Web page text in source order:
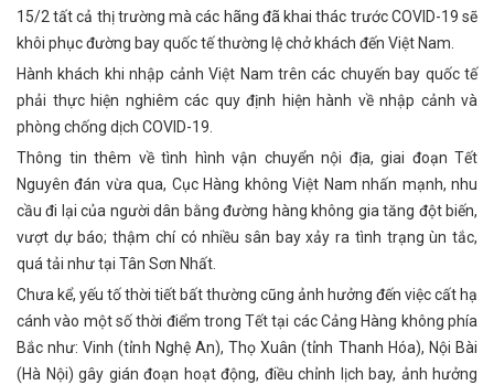
15/2 tất cả thị trường mà các hãng đã khai thác trước COVID-19 sẽ
khôi phục đường bay quốc tế thường lệ chở khách đến Việt Nam.
Hành khách khi nhập cảnh Việt Nam trên các chuyến bay quốc tế
phải thực hiện nghiêm các quy định hiện hành về nhập cảnh và
phòng chống dịch COVID-19.
Thông tin thêm về tình hình vận chuyển nội địa, giai đoạn Tết
Nguyên đán vừa qua, Cục Hàng không Việt Nam nhấn mạnh, nhu
cầu đi lại của người dân bằng đường hàng không gia tăng đột biến,
vượt dự báo; thậm chí có nhiều sân bay xảy ra tình trạng ùn tắc,
quá tải như tại Tân Sơn Nhất.
Chưa kể, yếu tố thời tiết bất thường cũng ảnh hưởng đến việc cất hạ
cánh vào một số thời điểm trong Tết tại các Cảng Hàng không phía
Bắc như: Vinh (tỉnh Nghệ An), Thọ Xuân (tỉnh Thanh Hóa), Nội Bài
(Hà Nội) gây gián đoạn hoạt động, điều chỉnh lịch bay, ảnh hưởng